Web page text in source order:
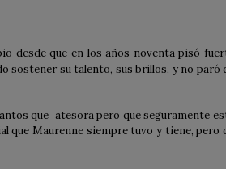
desde que en los años noventa pisó
sostener su talento, sus brillos, y no paró
que atesora pero que seguramente
que Maurenne siempre tuvo y tiene, pero